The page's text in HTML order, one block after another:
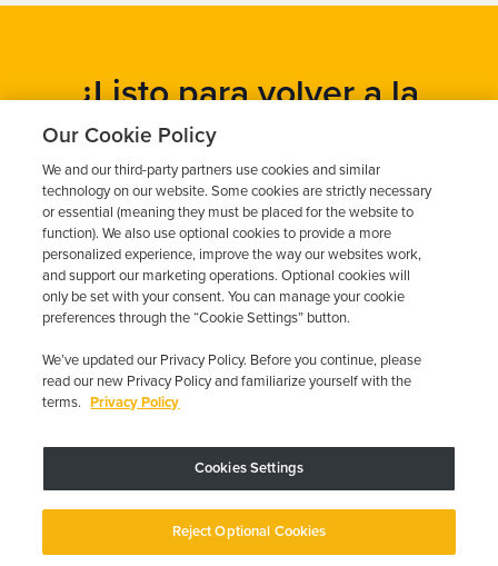
¿Listo para volver a la
carretera?
Obtén un presupuesto gratuito en cuestión de minutos y
programa tu instalación hoy mismo.
Solicita un presupuesto gratuito
El dispositivo puede variar según los requisitos estatales; se aplican
Política de privacidad Sus opciones de privacidad
accesibilidad Gestionar cookies
Our Cookie Policy
We and our third-party partners use cookies and similar
technology on our website. Some cookies are strictly necessary
or essential (meaning they must be placed for the website to
function). We also use optional cookies to provide a more
personalized experience, improve the way our websites work,
and support our marketing operations. Optional cookies will
only be set with your consent. You can manage your cookie
preferences through the “Cookie Settings” button.
We’ve updated our Privacy Policy. Before you continue, please
read our new Privacy Policy and familiarize yourself with the
terms. Privacy Policy
Cookies Settings
Reject Optional Cookies